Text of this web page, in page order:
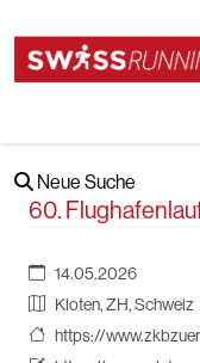
Neue Suche
60.
14.05.2026
Kloten, ZH, Schweiz
https://